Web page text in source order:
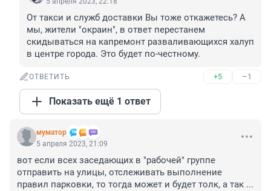
От такси и служб доставки Вы тоже откажетесь? А
мы, жители "окраин", в ответ перестанем
скидываться на капремонт разваливающихся халуп
в центре города. Это будет по-честному.
ОТВЕТИТЬ +5 –1
Показать ещё 1 ответ
муматор
5 апреля 2023, 21:09
вот если всех заседающих в "рабочей" группе
отправить на улицы, отслеживать выполнение
правил парковки, то тогда может и будет толк, а так ...